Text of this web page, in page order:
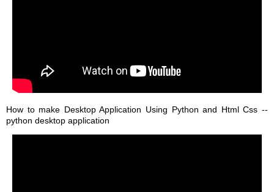
How to make Desktop Application Using Python and Html Css --
python desktop application